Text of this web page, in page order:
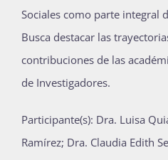
Sociales como parte integral
Busca destacar las
contribuciones de las
de Investigadores.
Participante(s): Dra. Luisa
Ramírez; Dra. Claudia Edith